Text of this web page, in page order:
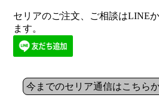
セリアのご注文、ご相談はLINE
ます。
今までのセリア通信はこちら